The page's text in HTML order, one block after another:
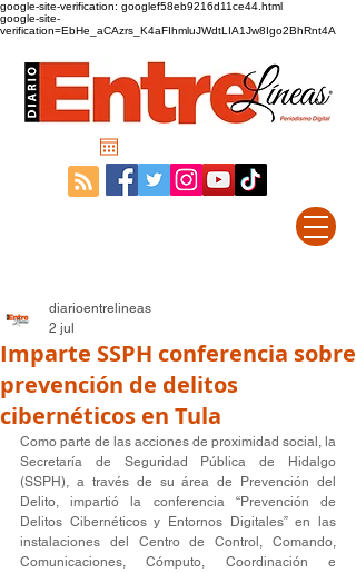
google-site-verification: googlef58eb9216d11ce44.html
google-site-
verification=EbHe_aCAzrs_K4aFIhmluJWdtLIA1Jw8Igo2BhRnt4A
Imparte SSPH conferencia sobre
prevención de delitos
cibernéticos en Tula
diarioentrelineas
2 jul
Como parte de las acciones de proximidad social, la
Secretaría de Seguridad Pública de Hidalgo
(SSPH), a través de su área de Prevención del
Delito, impartió la conferencia “Prevención de
Delitos Cibernéticos y Entornos Digitales” en las
instalaciones del Centro de Control, Comando,
Comunicaciones, Cómputo, Coordinación e